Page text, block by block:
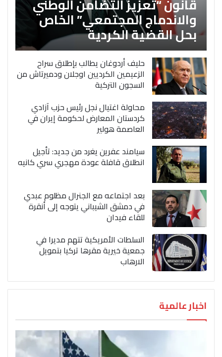
والاندماج المجتمعي” الخاص
بحل القضية الكردية
حليف أردوغان يطالب بإطلاق سراح
الزعيمين الكرديين اوجلان ودميرتاش من
السجون التركية
محاولة اغتيال نجل رئيس حزب آزادي
كردستان المعارض لحكومة إيران في
العاصمة هولير
سيامند عفرين يغرد من جديد: تأجيل
انطلاق قافلة عودة مهجري سري كانيه
بعد اجتماعه مع الجنرال مظلوم عبدي
في دمشق الشيباني يتوجه إلى أنقرة
للقاء فيدان
السلطات الأمريكية تتهم مديرا في
جمعية خيرية مقرها تركيا بتمويل
الارهاب
اخبار عالمية